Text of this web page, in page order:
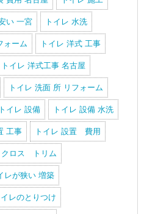
い 一宮 トイレ 水洗
ォーム トイレ 洋式 工事
トイレ 洋式工事 名古屋
トイレ 洗面 所 リフォーム
トイレ 設備 トイレ 設備 水洗
工事 トイレ 設置 費用
ロス トリム
レが狭い 増築
イレのとりつけ